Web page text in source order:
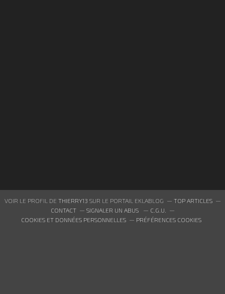
VOIR LE PROFIL DE THIERRY13 SUR LE PORTAIL EKLABLOG
TOP ARTICLES
CONTACT
SIGNALER UN ABUS
C.G.U.
COOKIES ET DONNÉES PERSONNELLES
PRÉFÉRENCES COOKIES